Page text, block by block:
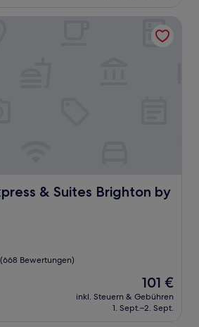
& Suites Brighton by
& Suites Brighton by IHG
(668 Bewertungen)
Der
Preis
beträgt
101 €
inkl. Steuern & Gebühren
1. Sept.–2. Sept.